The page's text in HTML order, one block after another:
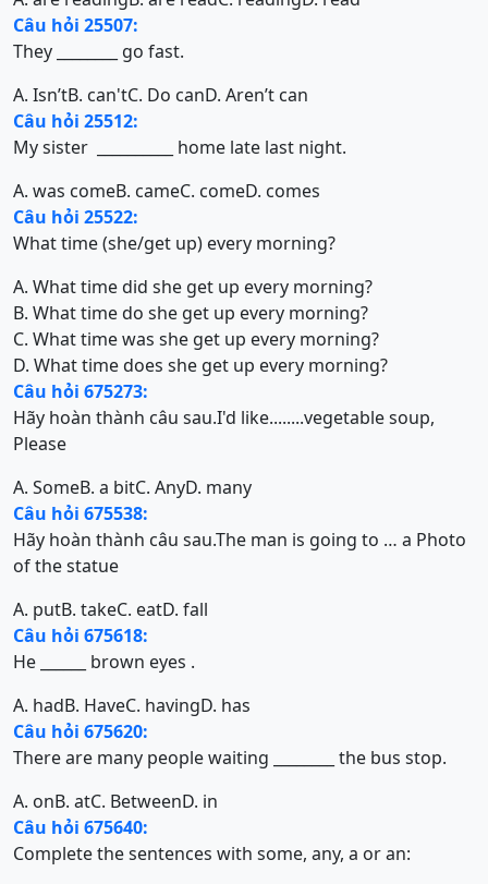
Câu hỏi 25507:
They ________ go fast.
A. Isn’tB. can'tC. Do canD. Aren’t can
Câu hỏi 25512:
My sister __________ home late last night.
A. was comeB. cameC. comeD. comes
Câu hỏi 25522:
What time (she/get up) every morning?
A. What time did she get up every morning?
B. What time do she get up every morning?
C. What time was she get up every morning?
D. What time does she get up every morning?
Câu hỏi 675273:
Hãy hoàn thành câu sau.I'd like........vegetable soup,
Please
A. SomeB. a bitC. AnyD. many
Câu hỏi 675538:
Hãy hoàn thành câu sau.The man is going to … a Photo
of the statue
A. putB. takeC. eatD. fall
Câu hỏi 675618:
He ______ brown eyes .
A. hadB. HaveC. havingD. has
Câu hỏi 675620:
There are many people waiting ________ the bus stop.
A. onB. atC. BetweenD. in
Câu hỏi 675640:
Complete the sentences with some, any, a or an: